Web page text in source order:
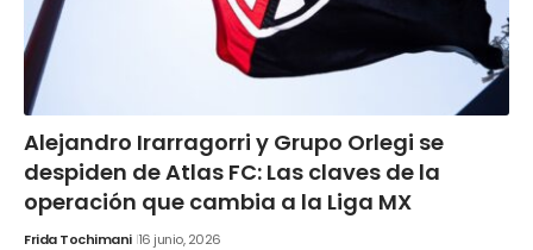
Alejandro Irarragorri y Grupo Orlegi se
despiden de Atlas FC: Las claves de la
operación que cambia a la Liga MX
Frida Tochimani 16 junio, 2026